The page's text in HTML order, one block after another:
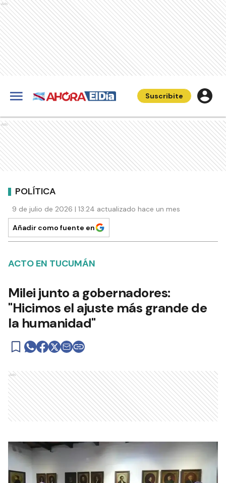
Ads
Suscribite
Ads
POLÍTICA
9 de julio de 2026 | 13:24 actualizado hace un mes
Añadir como fuente en
ACTO EN TUCUMÁN
Milei junto a gobernadores:
"Hicimos el ajuste más grande de
la humanidad"
Ads